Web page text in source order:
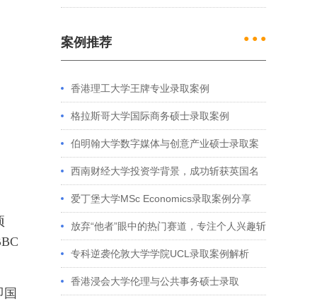
国
案例推荐 ● ● ●
香港理工大学王牌专业录取案例
格拉斯哥大学国际商务硕士录取案例
伯明翰大学数字媒体与创意产业硕士录取案
例 西南财经大学投资学背景，成功斩获英国名
校多份Offer
爱丁堡大学MSc Economics录取案例分享
放弃“他者”眼中的热门赛道，专注个人兴趣斩
获藤校offer｜成功跨专业申请经验分享
专科逆袭伦敦大学学院UCL录取案例解析
香港浸会大学伦理与公共事务硕士录取